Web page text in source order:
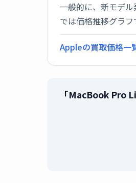
一般的に、新モデ
では価格推移グラフ
Appleの買取価格一
「MacBook Pro